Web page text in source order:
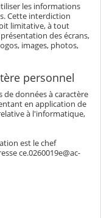
les informations
Cette interdiction
limitative, à tout
des écrans,
images, photos,
personnel
données à caractère
en application de
à l'informatique,
est le chef
ce.0260019e@ac-